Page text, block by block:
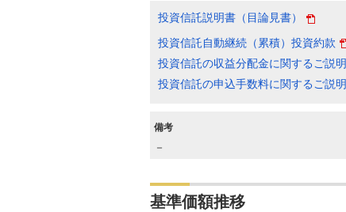
投資信託説明書（目論見書）
投資信託自動継続（累積）投資約款
投資信託の収益分配金に関するご説明
投資信託の申込手数料に関するご説明
備考
－
基準価額推移